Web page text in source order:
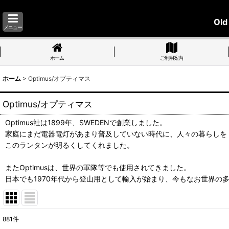
メニュー
ホーム ご利用案内
ホーム > Optimus/オプティマス
Optimus/オプティマス
Optimus社は1899年、SWEDENで創業しました。
家庭にまだ電器電灯があまり普及していない時代に、人々の暮らしを
このランタンが明るくしてくれました。
またOptimusは、世界の軍隊等でも使用されてきました。
日本でも1970年代から登山用として輸入が始まり、今もなお世界の
881件